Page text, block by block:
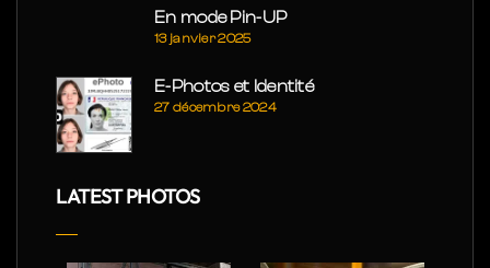
En mode Pin-UP
13 janvier 2025
E-Photos et Identité
27 décembre 2024
LATEST PHOTOS